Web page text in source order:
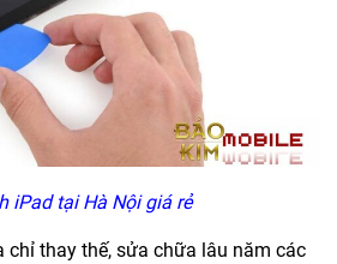
iPad tại Hà Nội giá rẻ
chỉ thay thế, sửa chữa lâu năm các